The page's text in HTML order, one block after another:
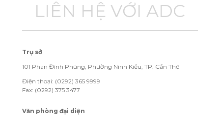
LIÊN HỆ VỚI ADC
Trụ sở
101 Phan Đình Phùng, Phường Ninh Kiều, TP. Cần Thơ
Điện thoại: (0292) 365 9999
Fax: (0292) 375 3477
Văn phòng đại diện